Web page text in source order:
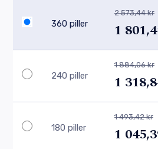
360 piller
2 573,44 kr
1
240 piller
1 884,06 kr
1
180 piller
1 493,42 kr
1